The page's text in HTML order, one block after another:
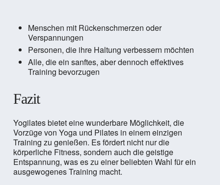
Menschen mit Rückenschmerzen oder
Verspannungen
Personen, die ihre Haltung verbessern möchten
Alle, die ein sanftes, aber dennoch effektives
Training bevorzugen
Fazit
Yogilates bietet eine wunderbare Möglichkeit, die
Vorzüge von Yoga und Pilates in einem einzigen
Training zu genießen. Es fördert nicht nur die
körperliche Fitness, sondern auch die geistige
Entspannung, was es zu einer beliebten Wahl für ein
ausgewogenes Training macht.